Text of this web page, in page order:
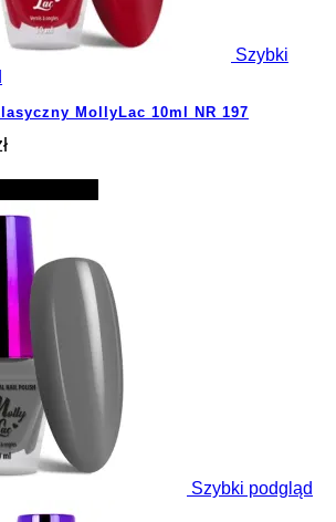
Szybki
MollyLac 10ml NR 197
Szybki podgląd